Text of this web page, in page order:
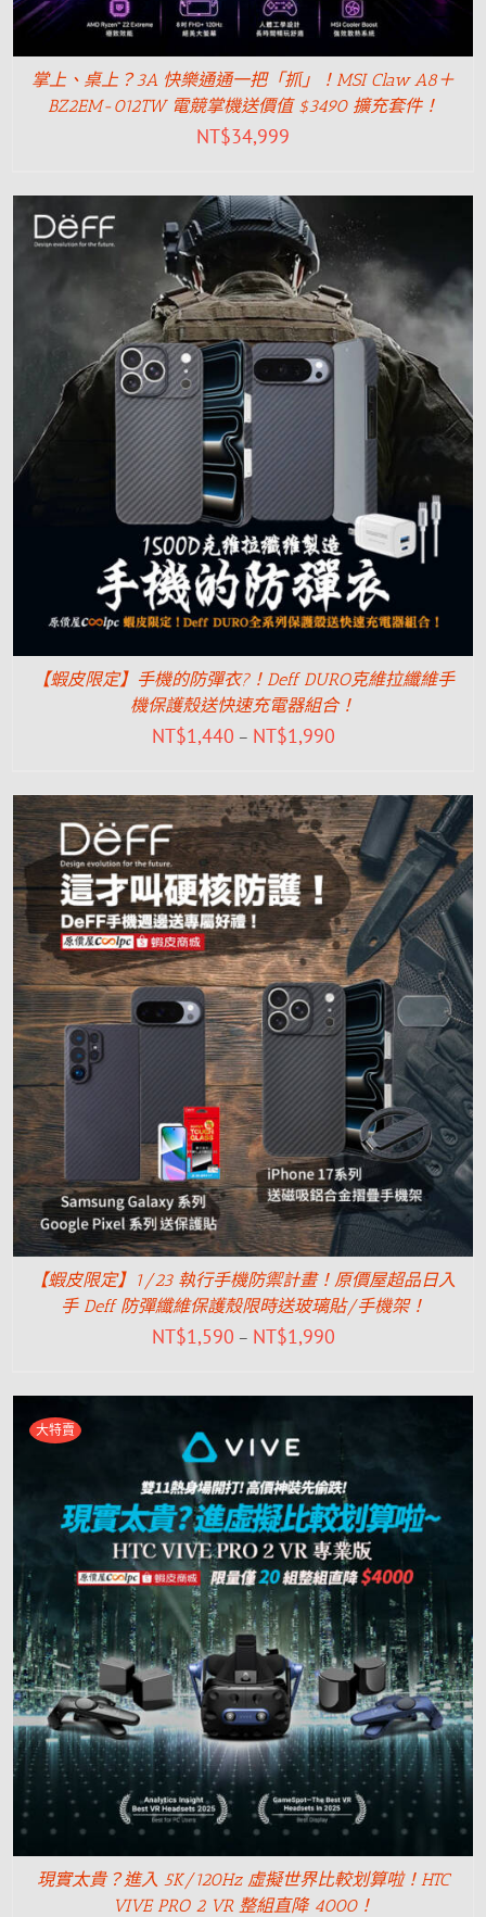
掌上、桌上？3A 快樂通通一把「抓」！MSI Claw A8＋
BZ2EM-012TW 電競掌機送價值 $3490 擴充套件！
NT$34,999
【蝦皮限定】手機的防彈衣?！Deff DURO克維拉纖維手
機保護殼送快速充電器組合！
NT$1,440 – NT$1,990
【蝦皮限定】1/23 執行手機防禦計畫！原價屋超品日入
手 Deff 防彈纖維保護殼限時送玻璃貼/手機架！
NT$1,590 – NT$1,990
大特賣
現實太貴？進入 5K/120Hz 虛擬世界比較划算啦！HTC
VIVE PRO 2 VR 整組直降 4000！